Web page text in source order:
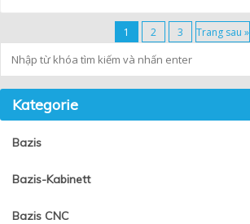
1 2 3 Trang sau »
Kategorie
Bazis
Bazis-Kabinett
Bazis CNC